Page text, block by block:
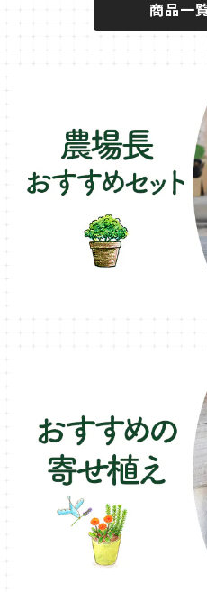
キュウリのコンパニオン
イチゴをおいしく育てたい
タイム・ハーブ苗
マロウ・ハーブ苗
ヒソップ・ハーブ苗
オレガノ・ハーブ苗
ラベンダー・ハーブ苗
ローズマリー・ハーブ苗
ガーデンベジタ・イタリア野菜
樹脂製 / プラ製プランター
ファイバー製プランター
ブリキ製プランター
オーニング
シェード
テーブル・チェア・ベンチ
商品一